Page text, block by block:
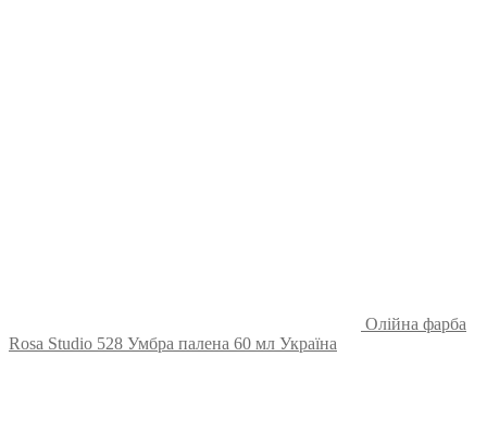
Олійна фарба
Rosa Studio 528 Умбра палена 60 мл Україна